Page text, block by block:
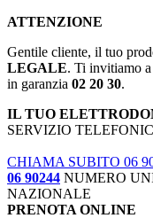
ATTENZIONE
Gentile cliente, il tuo
LEGALE. Ti invitiamo
in garanzia 02 20 30.
IL TUO
SERVIZIO
CHIAMA SUBITO 06
06 90244 NUMERO
NAZIONALE
PRENOTA ONLINE